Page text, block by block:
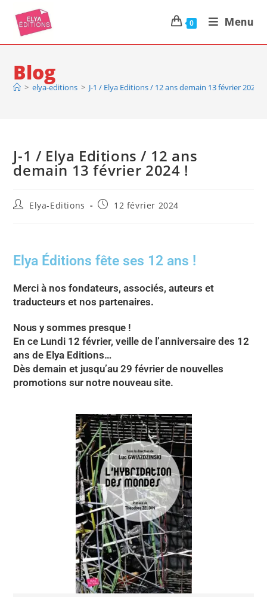
0 Menu
Blog
> elya-editions > J-1 / Elya Editions / 12 ans demain 13 février 2024 !
J-1 / Elya Editions / 12 ans
demain 13 février 2024 !
Elya-Editions 12 février 2024
Elya Éditions fête ses 12 ans !
Merci à nos fondateurs, associés, auteurs et
traducteurs et nos partenaires.
Nous y sommes presque !
En ce Lundi 12 février, veille de l’anniversaire des 12
ans de Elya Editions…
Dès demain et jusqu’au 29 février de nouvelles
promotions sur notre nouveau site.